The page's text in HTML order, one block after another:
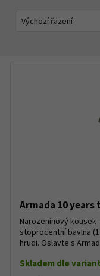
Armada 10 years
Narozeninový
stoprocentní bavlna
hrudi. Oslavte s
Skladem dle